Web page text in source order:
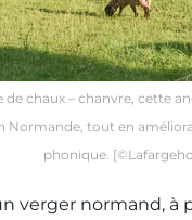
de chaux – chanvre, cette
Normande, tout en
phonique.
verger normand, à